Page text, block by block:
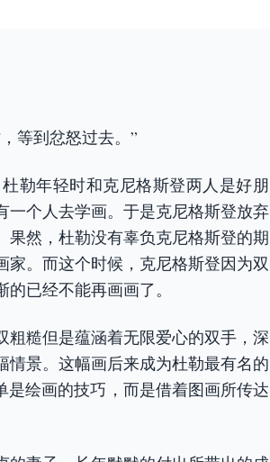
等到忿怒过去。”
勒年轻时和克尼格斯登两人是好朋
一个人去学画。于是克尼格斯登放弃
然，杜勒没有辜负克尼格斯登的期
。而这个时候，克尼格斯登因为双
已经不能再画画了。
糙但是蕴涵着无限爱心的双手，深
景。这幅画后来成为杜勒最有名的
是绘画的技巧，而是借着图画所传达